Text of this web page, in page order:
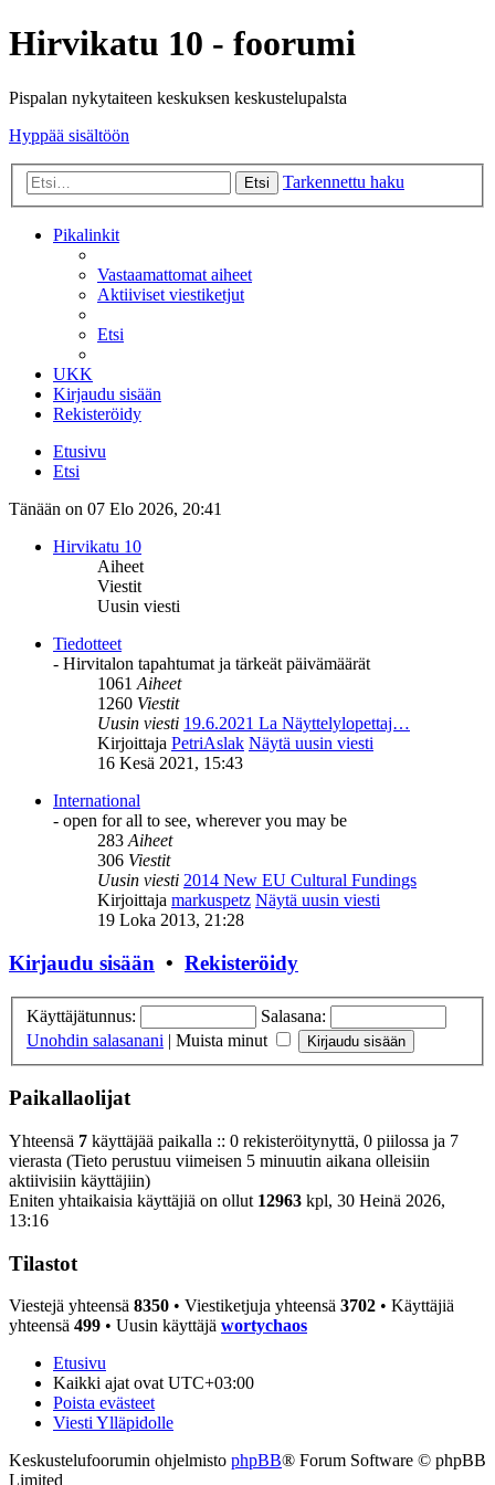
Hirvikatu 10 - foorumi
Pispalan nykytaiteen keskuksen keskustelupalsta
Hyppää sisältöön
Etsi Tarkennettu haku
Pikalinkit
Vastaamattomat aiheet
Aktiiviset viestiketjut
Etsi
UKK
Kirjaudu sisään
Rekisteröidy
Etusivu
Etsi
Tänään on 07 Elo 2026, 20:41
Hirvikatu 10
Aiheet
Viestit
Uusin viesti
Tiedotteet
- Hirvitalon tapahtumat ja tärkeät päivämäärät
1061Aiheet
1260 Viestit
Uusin viesti 19.6.2021 La Näyttelylopettaj…
Kirjoittaja PetriAslak Näytä uusin viesti
16 Kesä 2021, 15:43
International
- open for all to see, wherever you may be
283Aiheet
306 Viestit
Uusin viesti 2014 New EU Cultural Fundings
Kirjoittaja markuspetz Näytä uusin viesti
19 Loka 2013, 21:28
Kirjaudu sisään • Rekisteröidy
Käyttäjätunnus:
Salasana:
Unohdin salasanani | Muista minut
Paikallaolijat
Yhteensä 7 käyttäjää paikalla :: 0 rekisteröitynyttä, 0 piilossa ja 7
vierasta (Tieto perustuu viimeisen 5 minuutin aikana olleisiin
aktiivisiin käyttäjiin)
Eniten yhtaikaisia käyttäjiä on ollut 12963 kpl, 30 Heinä 2026,
13:16
Tilastot
Viestejä yhteensä 8350 • Viestiketjuja yhteensä 3702 • Käyttäjiä
yhteensä 499 • Uusin käyttäjä wortychaos
Etusivu
Kaikki ajat ovat UTC+03:00
Poista evästeet
Viesti Ylläpidolle
Keskustelufoorumin ohjelmisto phpBB® Forum Software © phpBB
Limited